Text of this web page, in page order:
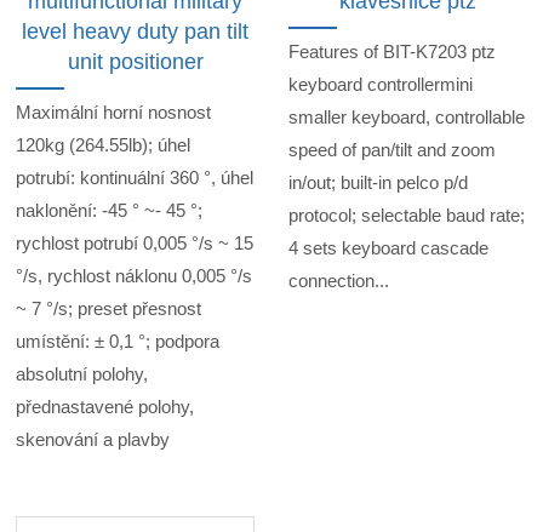
level heavy duty pan tilt
unit positioner
Maximální horní nosnost
120kg (264.55lb); úhel
potrubí: kontinuální 360 °, úhel
naklonění: -45 ° ~- 45 °;
rychlost potrubí 0,005 °/s ~ 15
°/s, rychlost náklonu 0,005 °/s
~ 7 °/s; preset přesnost
umístění: ± 0,1 °; podpora
absolutní polohy,
přednastavené polohy,
skenování a plavby
Features of BIT-K7203 ptz
keyboard controllermini
smaller keyboard, controllable
speed of pan/tilt and zoom
in/out; built-in pelco p/d
protocol; selectable baud rate;
4 sets keyboard cascade
connection...